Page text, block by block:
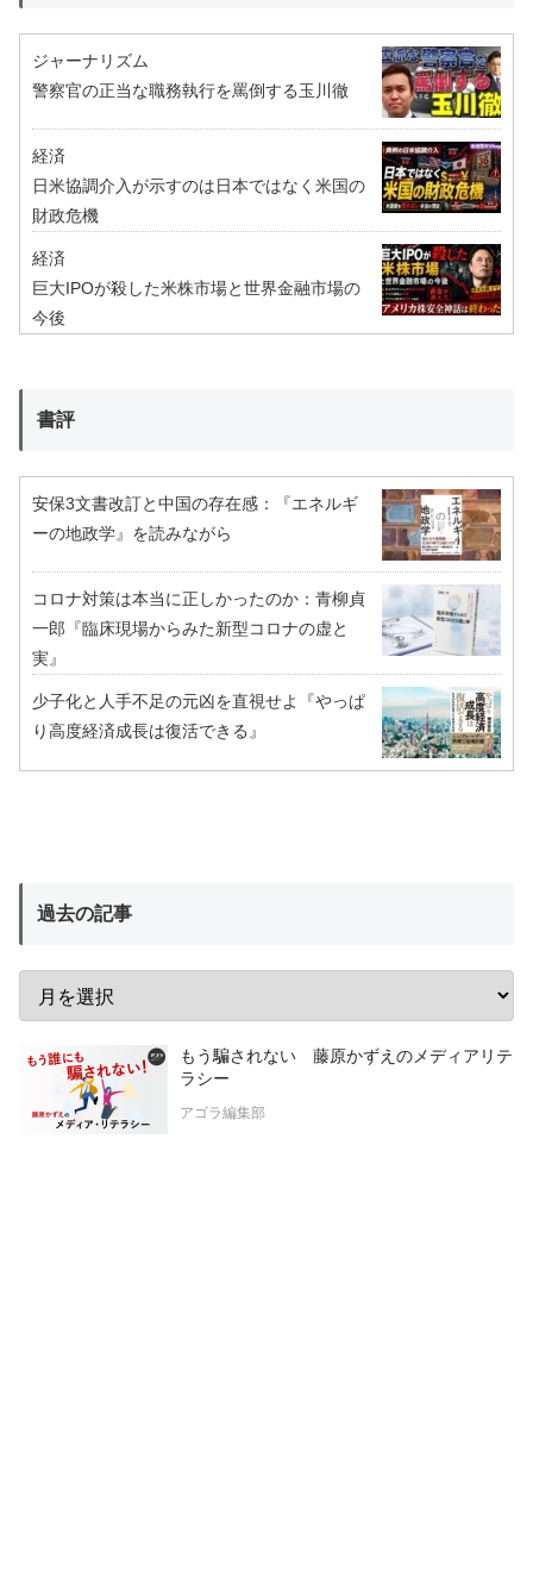
ジャーナリズム
警察官の正当な職務執行を罵倒する玉川徹
経済
日米協調介入が示すのは日本ではなく米国の
財政危機
経済
巨大IPOが殺した米株市場と世界金融市場の
今後
書評
安保3文書改訂と中国の存在感：『エネルギ
ーの地政学』を読みながら
コロナ対策は本当に正しかったのか：青柳貞
一郎『臨床現場からみた新型コロナの虚と
実』
少子化と人手不足の元凶を直視せよ『やっぱ
り高度経済成長は復活できる』
過去の記事
もう騙されない 藤原かずえのメディアリテ
ラシー
アゴラ編集部